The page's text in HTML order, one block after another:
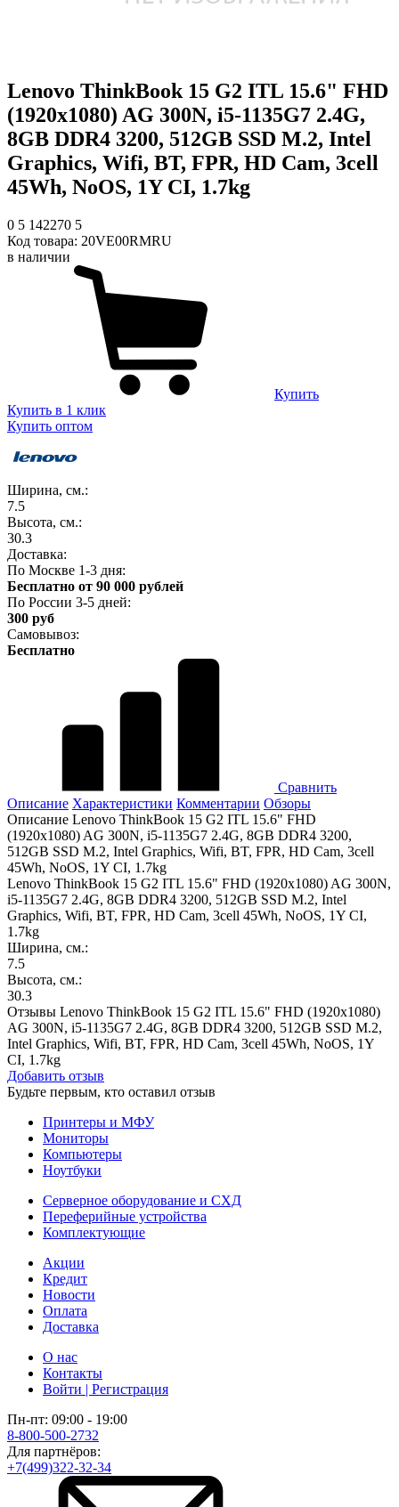
Lenovo ThinkBook 15 G2 ITL 15.6" FHD
(1920x1080) AG 300N, i5-1135G7 2.4G,
8GB DDR4 3200, 512GB SSD M.2, Intel
Graphics, Wifi, BT, FPR, HD Cam, 3cell
45Wh, NoOS, 1Y CI, 1.7kg
0 5 142270 5
Код товара: 20VE00RMRU
в наличии
Купить
Купить в 1 клик
Купить оптом
Ширина, см.:
7.5
Высота, см.:
30.3
Доставка:
По Москве 1-3 дня:
Бесплатно от 90 000 рублей
По России 3-5 дней:
300 руб
Самовывоз:
Бесплатно
Сравнить
Описание Характеристики Комментарии Обзоры
Описание Lenovo ThinkBook 15 G2 ITL 15.6" FHD
(1920x1080) AG 300N, i5-1135G7 2.4G, 8GB DDR4 3200,
512GB SSD M.2, Intel Graphics, Wifi, BT, FPR, HD Cam, 3cell
45Wh, NoOS, 1Y CI, 1.7kg
Lenovo ThinkBook 15 G2 ITL 15.6" FHD (1920x1080) AG 300N,
i5-1135G7 2.4G, 8GB DDR4 3200, 512GB SSD M.2, Intel
Graphics, Wifi, BT, FPR, HD Cam, 3cell 45Wh, NoOS, 1Y CI,
1.7kg
Ширина, см.:
7.5
Высота, см.:
30.3
Отзывы Lenovo ThinkBook 15 G2 ITL 15.6" FHD (1920x1080)
AG 300N, i5-1135G7 2.4G, 8GB DDR4 3200, 512GB SSD M.2,
Intel Graphics, Wifi, BT, FPR, HD Cam, 3cell 45Wh, NoOS, 1Y
CI, 1.7kg
Добавить отзыв
Будьте первым, кто оставил отзыв
Принтеры и МФУ
Мониторы
Компьютеры
Ноутбуки
Серверное оборудование и СХД
Переферийные устройства
Комплектующие
Акции
Кредит
Новости
Оплата
Доставка
О нас
Контакты
Войти | Регистрация
Пн-пт: 09:00 - 19:00
8-800-500-2732
Для партнёров:
+7(499)322-32-34